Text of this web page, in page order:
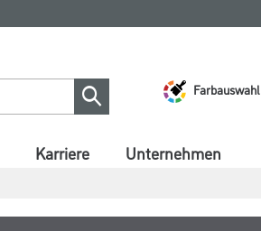
Farbauswahl
Karriere Unternehmen